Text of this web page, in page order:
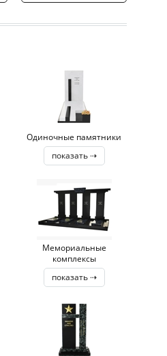
Одиночные памятники
показать ⇢
Мемориальные
комплексы
показать ⇢